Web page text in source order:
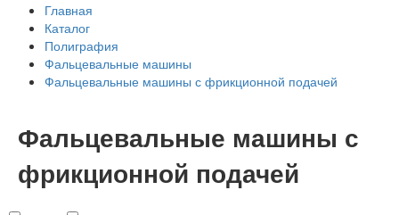
Главная
Каталог
Полиграфия
Фальцевальные машины
Фальцевальные машины с фрикционной подачей
Фальцевальные машины с
фрикционной подачей